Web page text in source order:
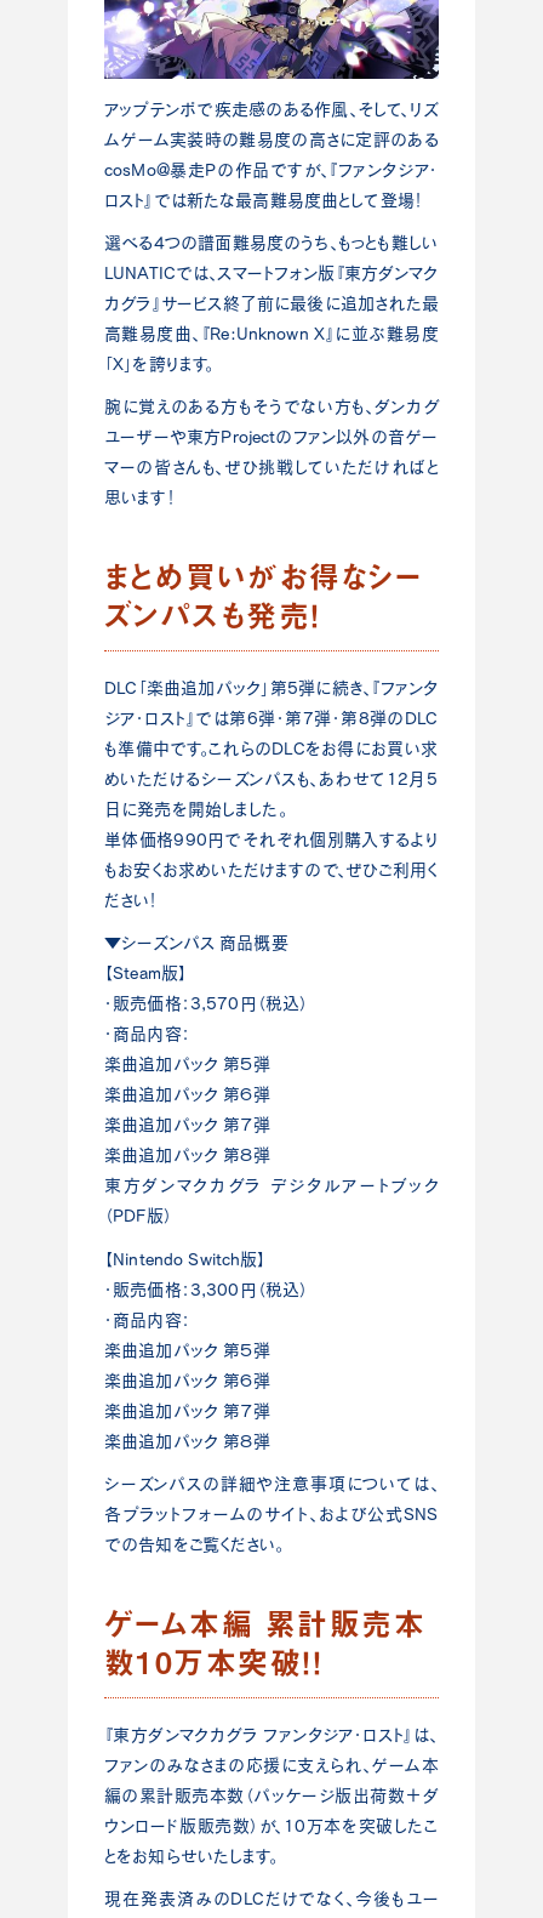
アップテンポで疾走感のある作風、そして、リズ
ムゲーム実装時の難易度の高さに定評のある
cosMo@暴走Pの作品ですが、『ファンタジア・
ロスト』では新たな最高難易度曲として登場！
選べる4つの譜面難易度のうち、もっとも難しい
LUNATICでは、スマートフォン版『東方ダンマク
カグラ』サービス終了前に最後に追加された最
高難易度曲、『Re:Unknown X』に並ぶ難易度
「X」を誇ります。
腕に覚えのある方もそうでない方も、ダンカグ
ユーザーや東方Projectのファン以外の音ゲー
マーの皆さんも、ぜひ挑戦していただければと
思います！
まとめ買いがお得なシー
ズンパスも発売！
DLC「楽曲追加パック」第5弾に続き、『ファンタ
ジア・ロスト』では第6弾・第7弾・第8弾のDLC
も準備中です。これらのDLCをお得にお買い求
めいただけるシーズンパスも、あわせて12月5
日に発売を開始しました。
単体価格990円でそれぞれ個別購入するより
もお安くお求めいただけますので、ぜひご利用く
ださい！
▼シーズンパス 商品概要
【Steam版】
・販売価格：3,570円（税込）
・商品内容：
楽曲追加パック 第５弾
楽曲追加パック 第６弾
楽曲追加パック 第７弾
楽曲追加パック 第８弾
東方ダンマクカグラ デジタルアートブック
（PDF版）
【Nintendo Switch版】
・販売価格：3,300円（税込）
・商品内容：
楽曲追加パック 第５弾
楽曲追加パック 第６弾
楽曲追加パック 第７弾
楽曲追加パック 第８弾
シーズンパスの詳細や注意事項については、
各プラットフォームのサイト、および公式SNS
での告知をご覧ください。
ゲーム本編 累計販売本
数10万本突破！！
『東方ダンマクカグラ ファンタジア・ロスト』は、
ファンのみなさまの応援に支えられ、ゲーム本
編の累計販売本数（パッケージ版出荷数＋ダ
ウンロード版販売数）が、10万本を突破したこ
とをお知らせいたします。
現在発表済みのDLCだけでなく、今後もユー